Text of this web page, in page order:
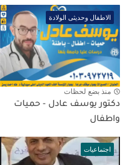
الاطفال وحديثى الولادة
منذ بضع لحظات
دكتور يوسف عادل - حميات
واطفال
اجتماعيات